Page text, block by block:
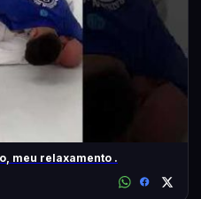
meu relaxamento .